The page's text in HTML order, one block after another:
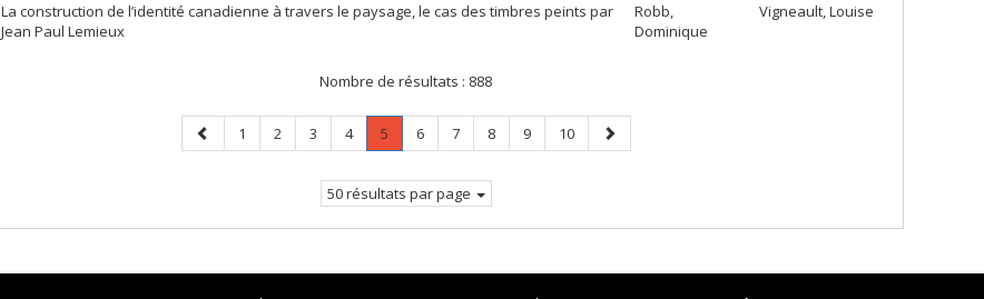
La construction de l’identité canadienne à travers le paysage, le cas des timbres peints par
Jean Paul Lemieux
Robb,
Dominique
Vigneault, Louise
Nombre de résultats : 888
Page
précédente
Page
1 Page
2 Page
3 Page
4 Page
5.
Page
Page
6 Page
7 Page
8 Page
9 Page
10
Page
suivante
50 résultats par page